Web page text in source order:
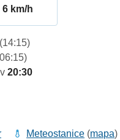
6 km/h
(14:15)
v20:30
Meteostanice (mapa)